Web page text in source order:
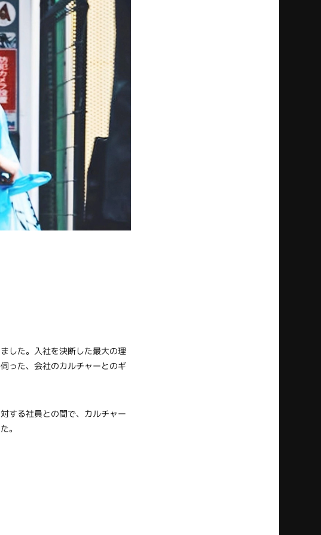
した。入社を決断した最大の理
った、会社のカルチャーとのギ
する社員との間で、カルチャー
。